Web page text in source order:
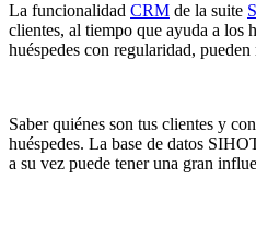
La funcionalidad CRM de la suite
clientes, al tiempo que ayuda a los
huéspedes con regularidad,
Saber quiénes son tus clientes y
huéspedes. La base de datos
a su vez puede tener una gran